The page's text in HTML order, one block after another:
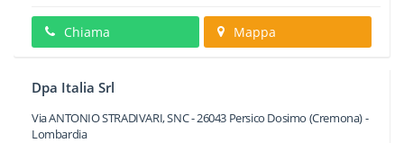
Chiama Mappa
Dpa Italia Srl
Via ANTONIO STRADIVARI, SNC-26043 Persico Dosimo (Cremona) -
Lombardia